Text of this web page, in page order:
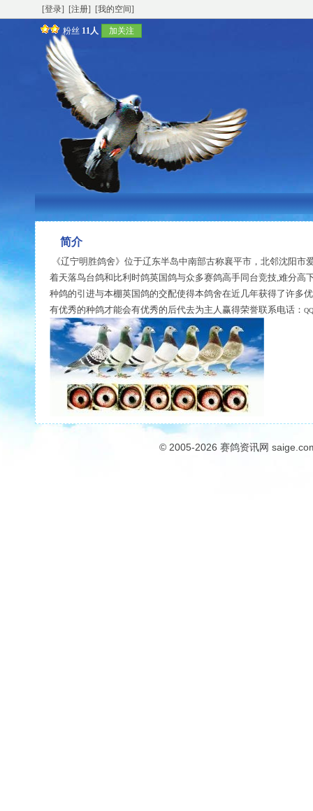
[登录] [注册] [我的空间]
粉丝 11人 加关注
简介
《辽宁明胜鸽舍》位于辽东半岛中南部古称襄平市，北邻沈阳
着天落鸟台鸽和比利时鸽英国鸽与众多赛鸽高手同台竞技,难分
种鸽的引进与本棚英国鸽的交配使得本鸽舍在近几年获得了许多
有优秀的种鸽才能会有优秀的后代去为主人赢得荣誉联系电话：
© 2005-2026 赛鸽资讯网